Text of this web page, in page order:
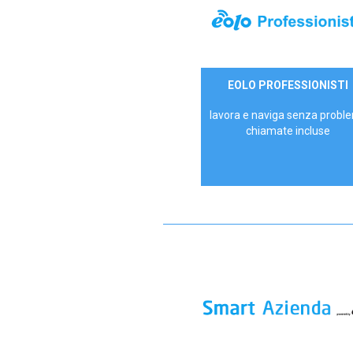
35,00 €/mese
EOLO PROFESSIONISTI
lavora e naviga senza
chiamate incluse